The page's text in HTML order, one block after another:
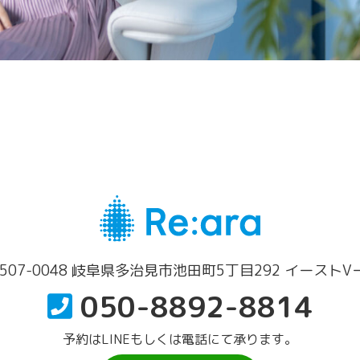
0048 岐阜県多治見市池田町5丁目292 イーストV
050-8892-8814
予約はLINEもしくは電話にて承ります。